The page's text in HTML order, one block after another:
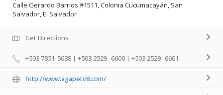
Calle Gerardo Barrios #1511, Colonia Cucumacayán, San
Salvador, El Salvador
Get Directions
+503 7851-5638 | +503 2529 -6600 | +503 2529 -6601
http://www.agapetv8.com/